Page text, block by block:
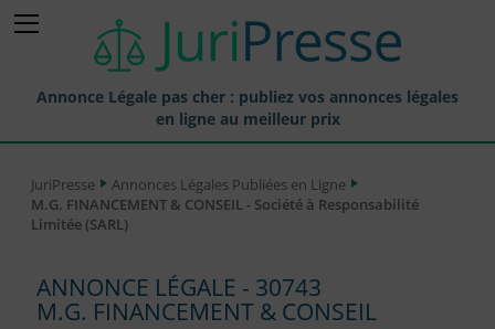
Annonce Légale pas cher : publiez vos annonces légales
en ligne au meilleur prix
Annonces Légales Publiées
Journaux Habilités (JAL) Annonces Légales
JuriPresse
Annonces Légales Publiées en Ligne
M.G. FINANCEMENT & CONSEIL - Société à Responsabilité
Limitée (SARL)
ANNONCE LÉGALE - 30743
M.G. FINANCEMENT & CONSEIL